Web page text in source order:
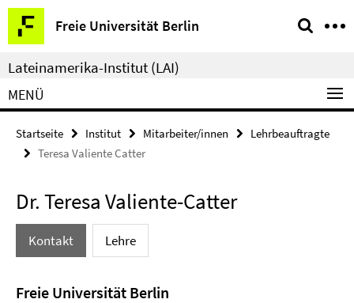
Springe
direkt
zu
Inhalt
Freie Universität Berlin
Service-
Navigation
Lateinamerika-Institut (LAI)
MENÜ
Startseite Institut Mitarbeiter/innen
Lehrbeauftragte
Teresa Valiente Catter
Dr. Teresa Valiente-Catter
Kontakt Lehre
Freie Universität Berlin